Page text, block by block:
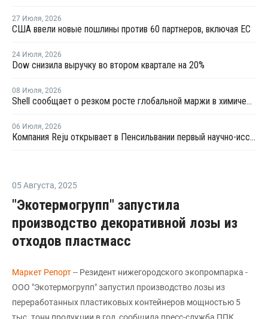
27 Июля, 2026
США ввели новые пошлины против 60 партнеров, включая ЕС
24 Июля, 2026
Dow снизила выручку во втором квартале на 20%
08 Июля, 2026
Shell сообщает о резком росте глобальной маржи в химической отрасли во втором квартале
06 Июля, 2026
Компания Reju открывает в Пенсильвании первый научно-исследовательский центр по переработке текстиля
05 Августа, 2025
"Экотермогрупп" запустила
производство декоративной лозы из
отходов пластмасс
Маркет Репорт-- Резидент нижегородского экопромпарка -
ООО "Экотермогрупп" запустил производство лозы из
переработанных пластиковых контейнеров мощностью 5
тыс. тонн продукции в год, сообщила пресс-служба ППК